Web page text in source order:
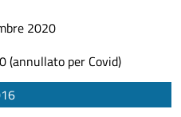
2020
(annullato per Covid)